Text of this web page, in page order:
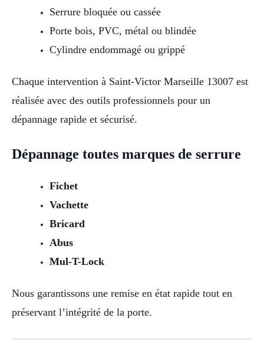
Serrure bloquée ou cassée
Porte bois, PVC, métal ou blindée
Cylindre endommagé ou grippé
Chaque intervention à Saint-Victor Marseille 13007 est
réalisée avec des outils professionnels pour un
dépannage rapide et sécurisé.
Dépannage toutes marques de serrure
Fichet
Vachette
Bricard
Abus
Mul-T-Lock
Nous garantissons une remise en état rapide tout en
préservant l’intégrité de la porte.